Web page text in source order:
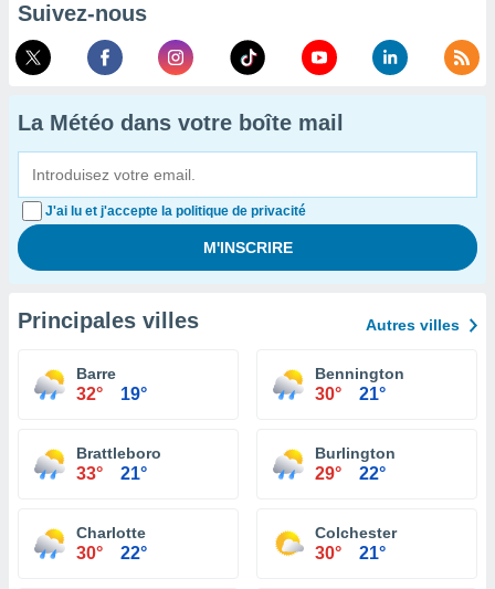
Suivez-nous
La Météo dans votre boîte mail
J'ai lu et j'accepte la politique de privacité
Principales villes Autres villes
Barre
32° 19°
Bennington
30° 21°
Brattleboro
33° 21°
Burlington
29° 22°
Charlotte
30° 22°
Colchester
30° 21°